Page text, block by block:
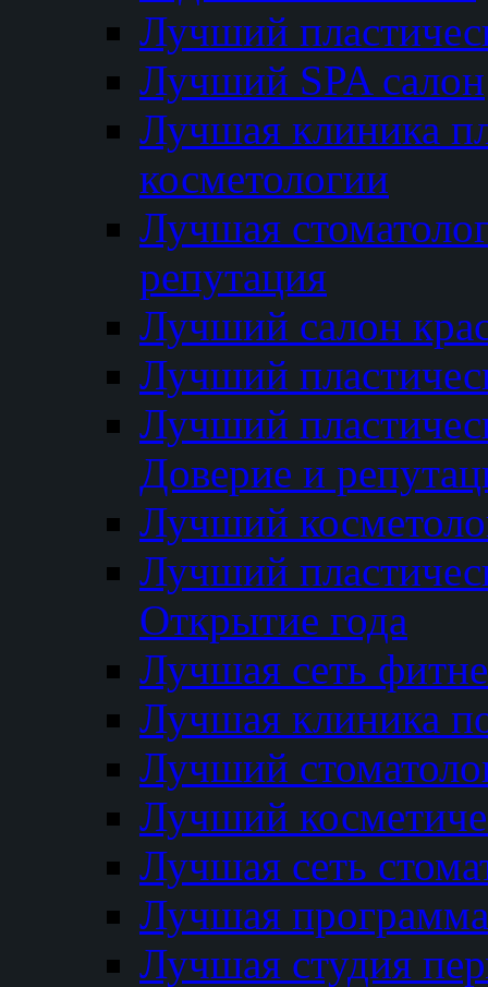
Лучший
Лучший SPA салон
Лучшая клиника
косметологии
Лучшая
репутация
Лучший салон
Лучший
Лучший
Доверие и
Лучший
Лучший
Открытие года
Лучшая сеть
Лучшая клиника
Лучший
Лучший
Лучшая сеть
Лучшая программа
Лучшая студия